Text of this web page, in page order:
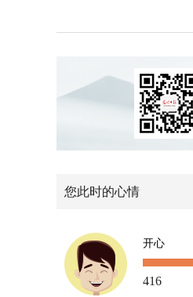
您此时的心情
开心
416